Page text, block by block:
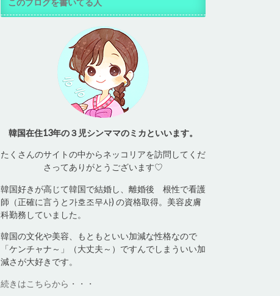
韓国在住13年の３児シンママのミカといいます。
たくさんのサイトの中からネッコリアを訪問してくだ
さってありがとうございます♡
韓国好きが高じて韓国で結婚し、離婚後 根性で看護
師（正確に言うと가호조무사) の資格取得。美容皮膚
科勤務していました。
韓国の文化や美容、もともといい加減な性格なので
「ケンチャナ～」（大丈夫～）ですんでしまういい加
減さが大好きです。
続きはこちらから・・・